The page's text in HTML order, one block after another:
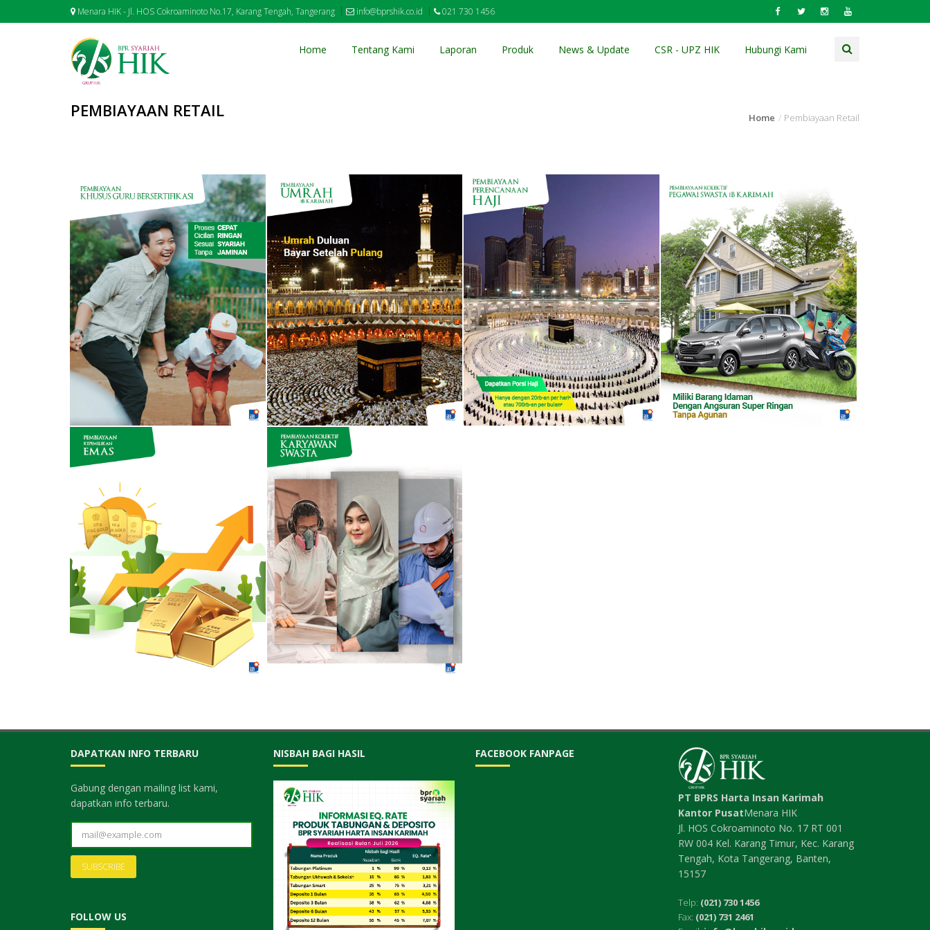
Menara HIK - Jl. HOS Cokroaminoto No.17, Karang Tengah, Tangerang info@bprshik.co.id 021 730 1456
Home Tentang Kami Laporan Produk News & Update CSR - UPZ HIK Hubungi Kami
PEMBIAYAAN RETAIL Home Pembiayaan Retail
DAPATKAN INFO TERBARU
Gabung dengan mailing list kami,
dapatkan info terbaru.
FOLLOW US
NISBAH BAGI HASIL FACEBOOK FANPAGE
PT BPRS Harta Insan Karimah
Kantor PusatMenara HIK
Jl. HOS Cokroaminoto No. 17 RT 001
RW 004 Kel. Karang Timur, Kec. Karang
Tengah, Kota Tangerang, Banten,
15157
Telp: (021) 730 1456
Fax: (021) 731 2461